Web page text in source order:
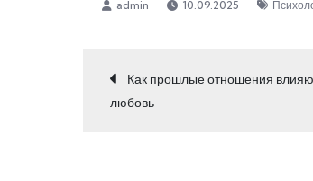
10.09.2025
Навигация
Как прошлые отношения
любовь